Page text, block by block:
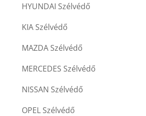
HYUNDAI Szélvédő
KIA Szélvédő
MAZDA Szélvédő
MERCEDES Szélvédő
NISSAN Szélvédő
OPEL Szélvédő